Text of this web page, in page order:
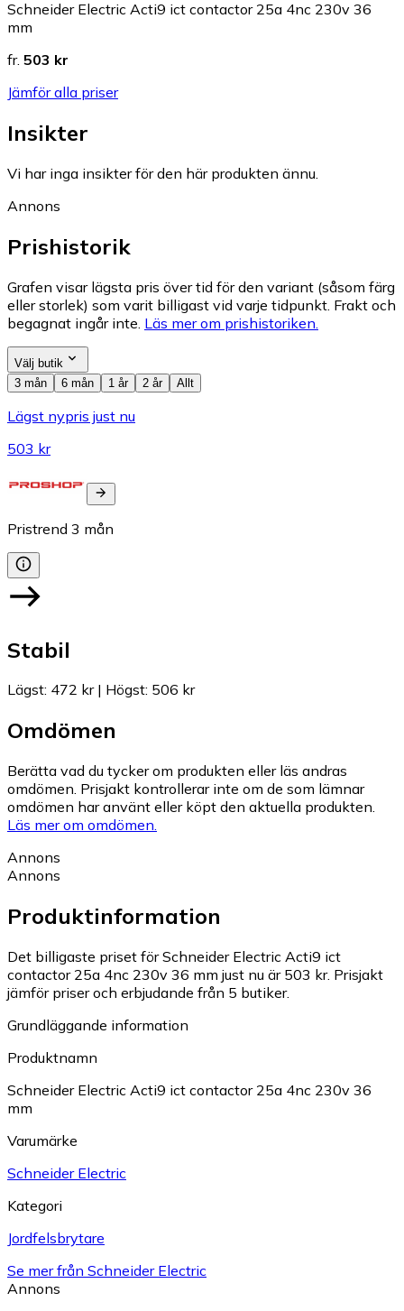
Schneider Electric Acti9 ict contactor 25a 4nc 230v 36
mm
fr. 503 kr
Jämför alla priser
Insikter
Vi har inga insikter för den här produkten ännu.
Annons
Prishistorik
Grafen visar lägsta pris över tid för den variant (såsom färg
eller storlek) som varit billigast vid varje tidpunkt. Frakt och
begagnat ingår inte. Läs mer om prishistoriken.
Välj butik
3 mån
6 mån 1 år 2 år Allt
Lägst nypris just nu
503 kr
Pristrend 3 mån
Stabil
Lägst: 472 kr| Högst: 506 kr
Omdömen
Berätta vad du tycker om produkten eller läs andras
omdömen. Prisjakt kontrollerar inte om de som lämnar
omdömen har använt eller köpt den aktuella produkten.
Läs mer om omdömen.
Annons
Annons
Produktinformation
Det billigaste priset för Schneider Electric Acti9 ict
contactor 25a 4nc 230v 36 mm just nu är 503 kr. Prisjakt
jämför priser och erbjudande från 5 butiker.
Grundläggande information
Produktnamn
Schneider Electric Acti9 ict contactor 25a 4nc 230v 36
mm
Varumärke
Schneider Electric
Kategori
Jordfelsbrytare
Se mer från Schneider Electric
Annons